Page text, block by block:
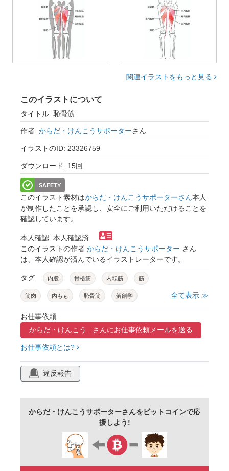
関連イラストをもっと見る
このイラストについて
タイトル: 恥骨筋
作者: からだ・けんこうサポーターさん
イラストのID: 23326759
ダウンロード: 15回
SAFETY
このイラスト素材はからだ・けんこうサポーターさん本人
が制作したことを承認し、安全にご利用いただけることを
確認しています。
本人確認: 本人確認済
このイラストの作者 からだ・けんこうサポーター さん
は、本人確認が済んでいるイラストレーターです。
タグ: 内股 骨格筋 内転筋 筋
筋肉 内もも 恥骨筋 解剖学 全て表示 ≫
お仕事依頼:
からだ・けんこう...さんにお仕事依頼メールを送る
お仕事依頼とは?
違反報告
からだ・けんこうサポーターさんをビットコインで応
援しよう!